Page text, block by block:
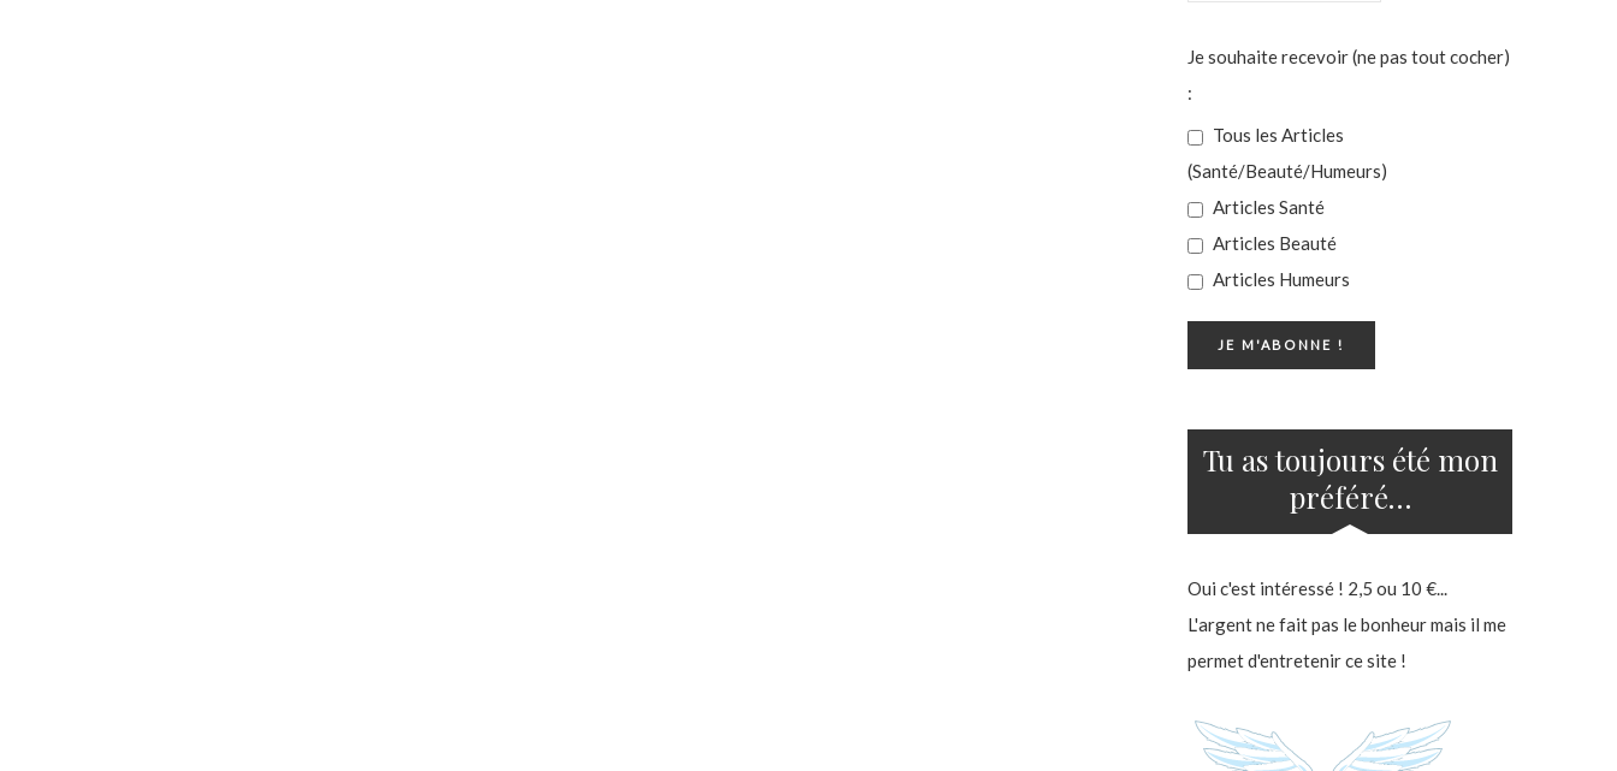
Je souhaite recevoir (ne pas tout cocher)
:
Tous les Articles
(Santé/Beauté/Humeurs)
Articles Santé
Articles Beauté
Articles Humeurs
Tu as toujours été mon
préféré…
Oui c'est intéressé ! 2,5 ou 10 €...
L'argent ne fait pas le bonheur mais il me
permet d'entretenir ce site !